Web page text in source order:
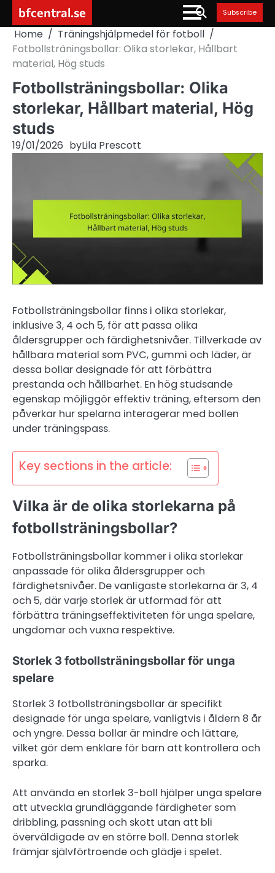
content
bfcentral.se Subscribe
Home
Träningshjälpmedel för fotboll
Fotbollsträningsbollar: Olika storlekar, Hållbart
material, Hög studs
Fotbollsträningsbollar: Olika
storlekar, Hållbart material, Hög
studs
19/01/2026 byLila Prescott
Fotbollsträningsbollar finns i olika storlekar,
inklusive 3, 4 och 5, för att passa olika
åldersgrupper och färdighetsnivåer. Tillverkade av
hållbara material som PVC, gummi och läder, är
dessa bollar designade för att förbättra
prestanda och hållbarhet. En hög studsande
egenskap möjliggör effektiv träning, eftersom den
påverkar hur spelarna interagerar med bollen
under träningspass.
Key sections in the article:
Vilka är de olika storlekarna på
fotbollsträningsbollar?
Fotbollsträningsbollar kommer i olika storlekar
anpassade för olika åldersgrupper och
färdighetsnivåer. De vanligaste storlekarna är 3, 4
och 5, där varje storlek är utformad för att
förbättra träningseffektiviteten för unga spelare,
ungdomar och vuxna respektive.
Storlek 3 fotbollsträningsbollar för unga
spelare
Storlek 3 fotbollsträningsbollar är specifikt
designade för unga spelare, vanligtvis i åldern 8 år
och yngre. Dessa bollar är mindre och lättare,
vilket gör dem enklare för barn att kontrollera och
sparka.
Att använda en storlek 3-boll hjälper unga spelare
att utveckla grundläggande färdigheter som
dribbling, passning och skott utan att bli
överväldigade av en större boll. Denna storlek
främjar självförtroende och glädje i spelet.